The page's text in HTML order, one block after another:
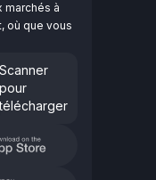
marchés à
où que vous
Scanner
pour
télécharger